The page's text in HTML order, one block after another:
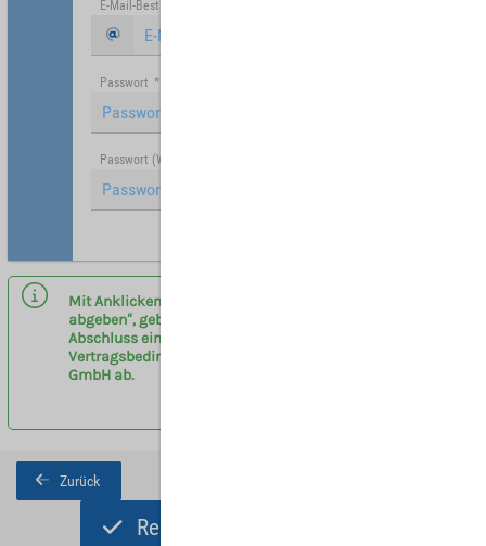
E-Mail-Bestätigung
Passwort *
Passwort (Wiederholung)
Mit Anklicken des Buttons „Registrieren und Angebot
abgeben“, geben sie eine verbindliche Anfrage zum
Abschluss eines Vermittlervertrages entsprechend der
Vertragsbedingungen am Flughafen Leipzig/Halle
GmbH ab.
Zurück
Registrieren und Angebot abgeben